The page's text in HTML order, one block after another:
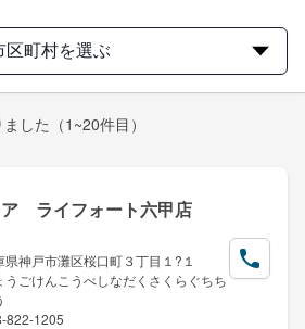
区町村を選ぶ
した （1~20件目）
ア ライフォート六甲店
県神戸市灘区桜口町３丁目１?１
うごけんこうべしなだくさくらぐちち
822-1205